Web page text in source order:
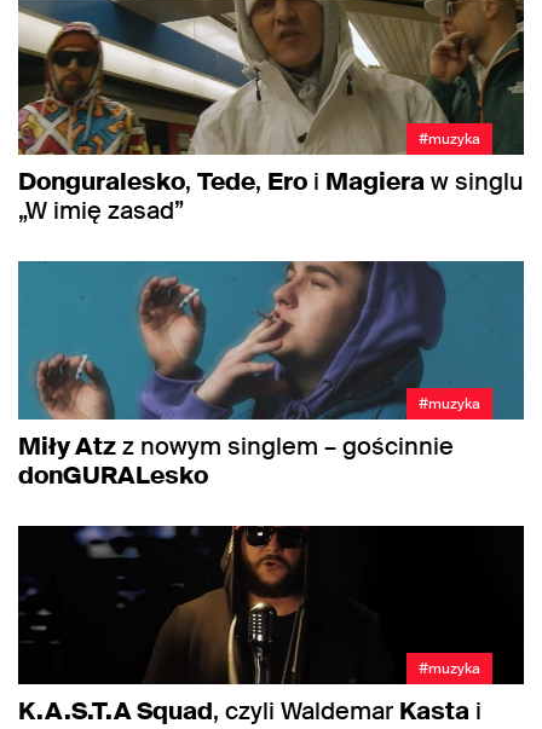
#muzyka
Donguralesko, Tede, Ero i Magieraw singlu
„W imię zasad”
#muzyka
Miły Atzz nowym singlem – gościnnie
donGURALesko
#muzyka
K.A.S.T.A Squad, czyli Waldemar Kasta i